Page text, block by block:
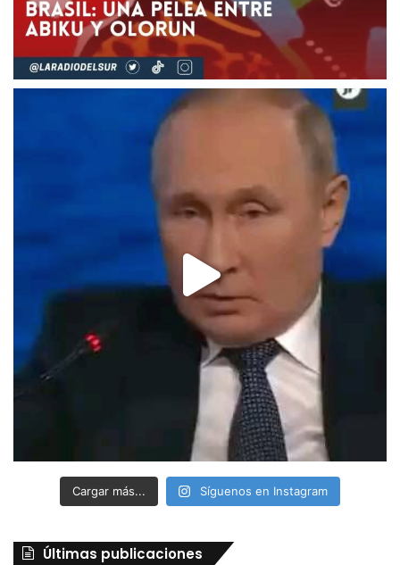
Cargar más... Síguenos en Instagram
Últimas publicaciones